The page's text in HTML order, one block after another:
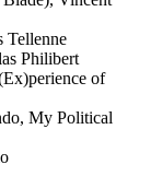
Tellenne
Philibert
of
My Political